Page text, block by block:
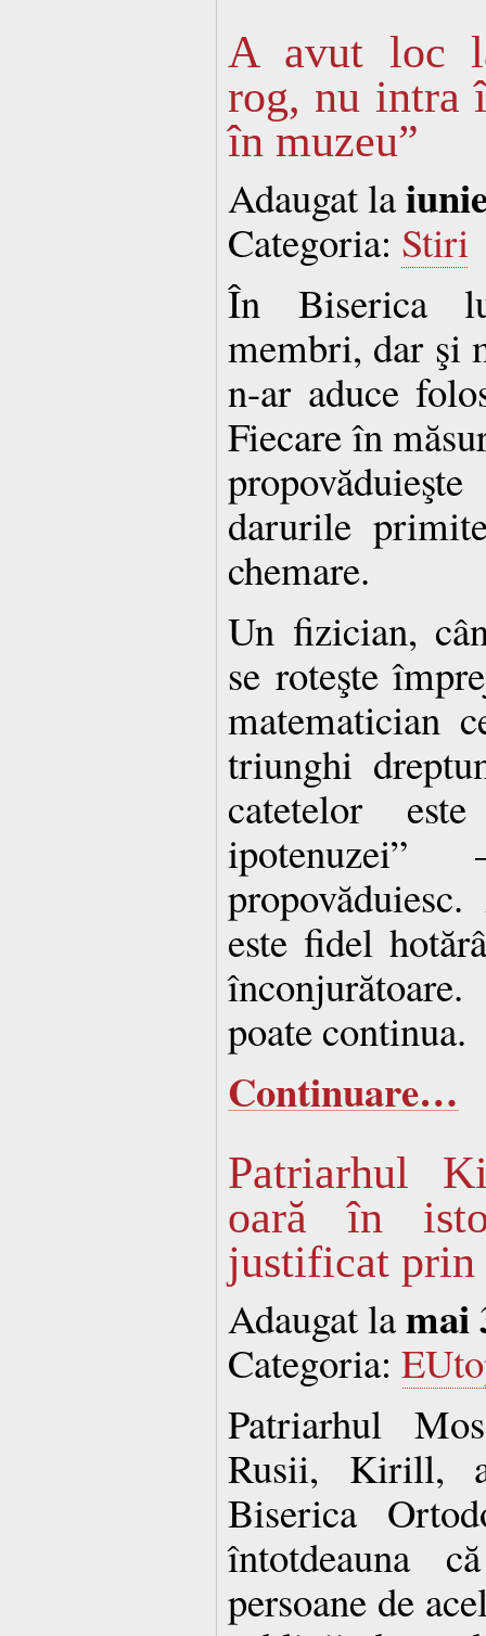
A avut loc
rog, nu intra
în muzeu”
Adaugat la
Categoria: Stiri
În Biserica
membri, dar şi
n-ar aduce
Fiecare în
darurile
chemare.
Un fizician,
se roteşte
matematician
triunghi
catetelor
este fidel
poate continua.
Continuare…
Patriarhul
oară în
justificat prin
Adaugat lamai
Categoria:
Patriarhul
Rusii, Kirill,
Biserica
întotdeauna
persoane de